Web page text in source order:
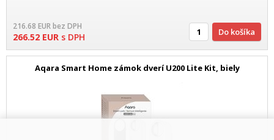
216.68 EURbez DPH
266.52 EUR s DPH Do košíka
Aqara Smart Home zámok dverí U200 Lite Kit, biely